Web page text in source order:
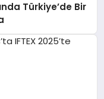
Türkiye’de Bir